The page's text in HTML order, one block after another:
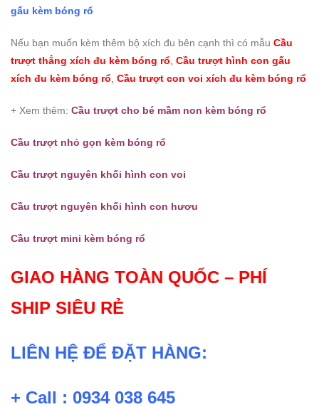
gấu kèm bóng rổ
Nếu bạn muốn kèm thêm bộ xích đu bên cạnh thì có mẫu Cầu
trượt thẳng xích đu kèm bóng rổ, Cầu trượt hình con gấu
xích đu kèm bóng rổ, Cầu trượt con voi xích đu kèm bóng rổ
+ Xem thêm: Cầu trượt cho bé mầm non kèm bóng rổ
Cầu trượt nhỏ gọn kèm bóng rổ
Cầu trượt nguyên khối hình con voi
Cầu trượt nguyên khối hình con hươu
Cầu trượt mini kèm bóng rổ
GIAO HÀNG TOÀN QUỐC – PHÍ
SHIP SIÊU RẺ
LIÊN HỆ ĐỂ ĐẶT HÀNG:
+ Call : 0934 038 645